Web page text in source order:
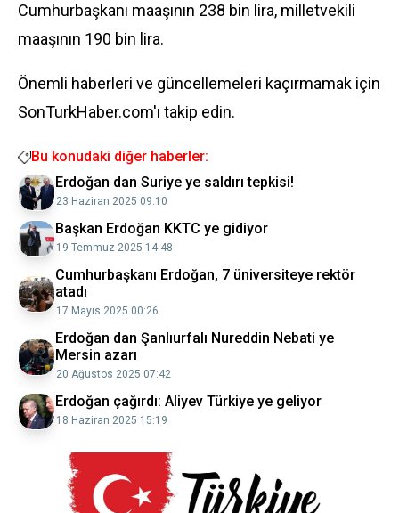
Cumhurbaşkanı maaşının 238 bin lira, milletvekili
maaşının 190 bin lira.
Önemli haberleri ve güncellemeleri kaçırmamak için
SonTurkHaber.com'ı takip edin.
Bu konudaki diğer haberler:
Erdoğan dan Suriye ye saldırı tepkisi!
23 Haziran 2025 09:10
Başkan Erdoğan KKTC ye gidiyor
19 Temmuz 2025 14:48
Cumhurbaşkanı Erdoğan, 7 üniversiteye rektör
atadı
17 Mayıs 2025 00:26
Erdoğan dan Şanlıurfalı Nureddin Nebati ye
Mersin azarı
20 Ağustos 2025 07:42
Erdoğan çağırdı: Aliyev Türkiye ye geliyor
18 Haziran 2025 15:19